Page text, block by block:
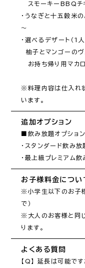
スモーキーBBQチ
・うなぎと十五穀米
～
・選べるデザート（1
柚子とマンゴーのヴ
お持ち帰り用マカロ
※料理内容は仕入れ
います。
追加オプション
■飲み放題オプショ
・スタンダード飲み
・最上級プレミアム
お子様料金につい
※小学生以下のお子
で）
※大人のお客様と同
ります。
よくある質問
【Q】 延長は可能です